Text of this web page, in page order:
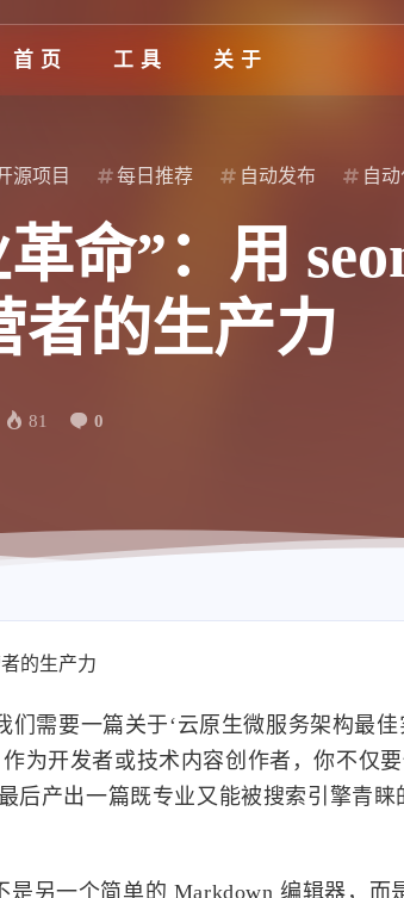
首页 工具 关于
源项目 每日推荐 自动发布 自
命”：用
者的生产力
81 0
的生产力
需要一篇关于‘云原生微服务架构最佳
为开发者或技术内容创作者，你不仅
后产出一篇既专业又能被搜索引擎青睐
是另一个简单的 Markdown 编辑器，而